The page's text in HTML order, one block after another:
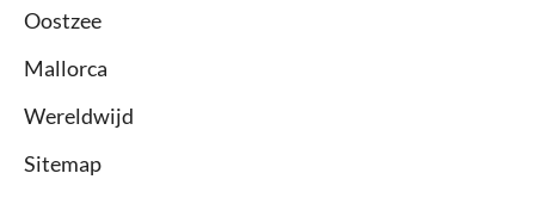
Oostzee
Mallorca
Wereldwijd
Sitemap